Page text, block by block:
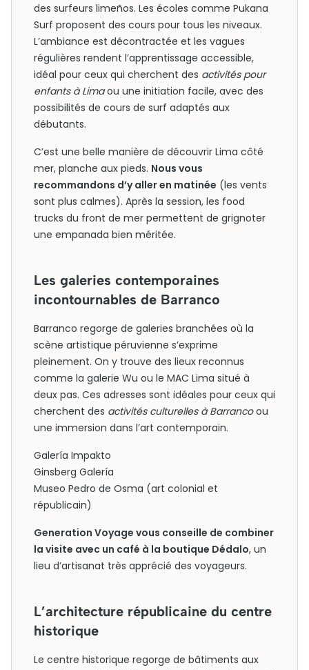
des surfeurs limeños. Les écoles comme Pukana
Surf proposent des cours pour tous les niveaux.
L’ambiance est décontractée et les vagues
régulières rendent l’apprentissage accessible,
idéal pour ceux qui cherchent des activités pour
enfants à Limaou une initiation facile, avec des
possibilités de cours de surf adaptés aux
débutants.
C’est une belle manière de découvrir Lima côté
mer, planche aux pieds. Nous vous
recommandons d’y aller en matinée (les vents
sont plus calmes). Après la session, les food
trucks du front de mer permettent de grignoter
une empanada bien méritée.
Les galeries contemporaines
incontournables de Barranco
Barranco regorge de galeries branchées où la
scène artistique péruvienne s’exprime
pleinement. On y trouve des lieux reconnus
comme la galerie Wu ou le MAC Lima situé à
deux pas. Ces adresses sont idéales pour ceux qui
cherchent des activités culturelles à Barrancoou
une immersion dans l’art contemporain.
Galería Impakto
Ginsberg Galería
Museo Pedro de Osma (art colonial et
républicain)
Generation Voyage vous conseille de combiner
la visite avec un café à la boutique Dédalo, un
lieu d’artisanat très apprécié des voyageurs.
L’architecture républicaine du centre
historique
Le centre historique regorge de bâtiments aux